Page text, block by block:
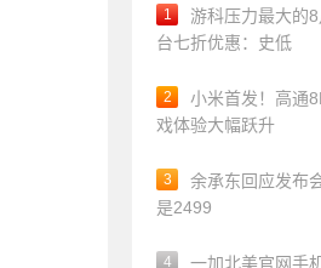
1
游科压力最大的
台七折优惠：史低
2
小米首发！高通
戏体验大幅跃升
3
余承东回应发布
是2499
4
一加北美官网手